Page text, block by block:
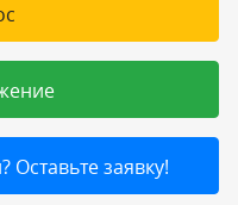
Оставьте заявку!